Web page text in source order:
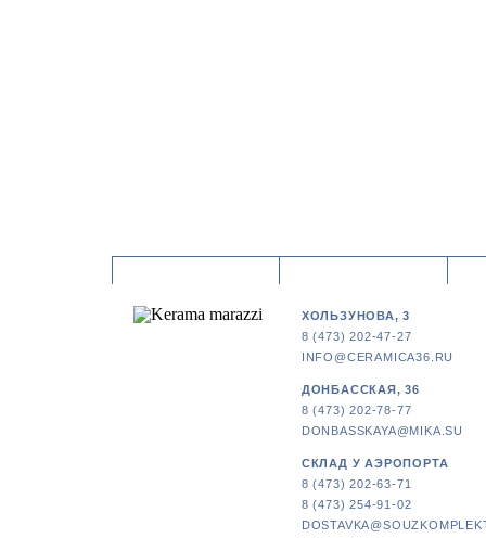
ХОЛЬЗУНОВА, 3
8 (473) 202-47-27
INFO@CERAMICA36.RU
ДОНБАССКАЯ, 36
8 (473) 202-78-77
DONBASSKAYA@MIKA.SU
СКЛАД У АЭРОПОРТА
8 (473) 202-63-71
8 (473) 254-91-02